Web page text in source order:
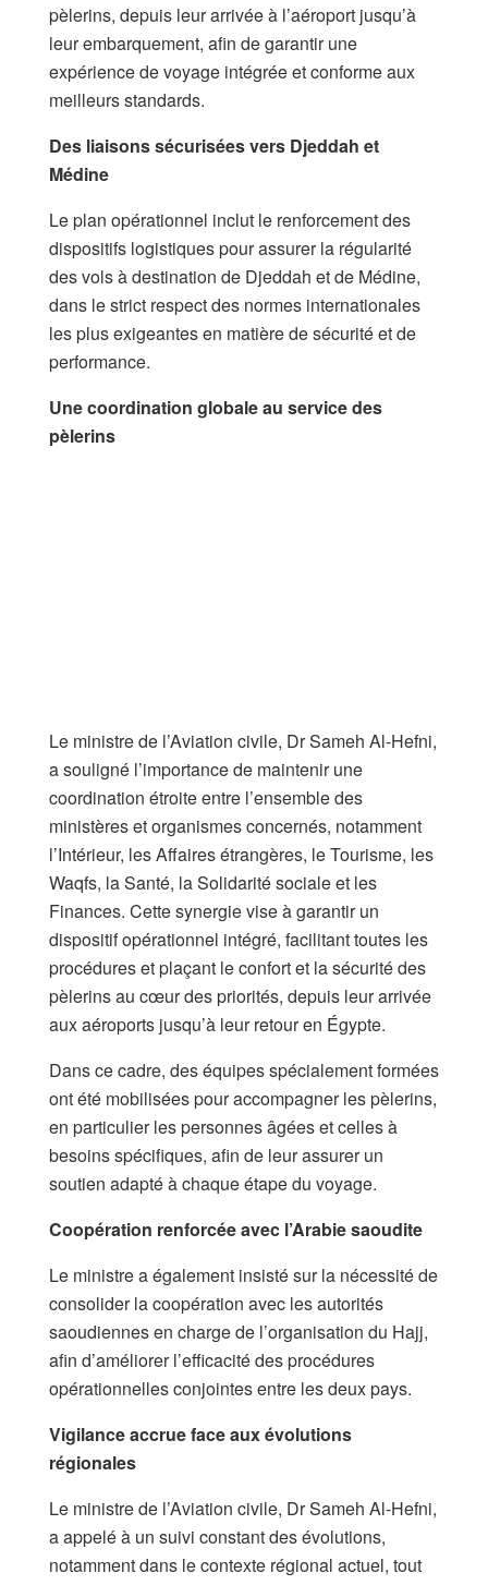
pèlerins, depuis leur arrivée à l’aéroport jusqu’à
leur embarquement, afin de garantir une
expérience de voyage intégrée et conforme aux
meilleurs standards.
Des liaisons sécurisées vers Djeddah et
Médine
Le plan opérationnel inclut le renforcement des
dispositifs logistiques pour assurer la régularité
des vols à destination de Djeddah et de Médine,
dans le strict respect des normes internationales
les plus exigeantes en matière de sécurité et de
performance.
Une coordination globale au service des
pèlerins
Le ministre de l’Aviation civile, Dr Sameh Al-Hefni,
a souligné l’importance de maintenir une
coordination étroite entre l’ensemble des
ministères et organismes concernés, notamment
l’Intérieur, les Affaires étrangères, le Tourisme, les
Waqfs, la Santé, la Solidarité sociale et les
Finances. Cette synergie vise à garantir un
dispositif opérationnel intégré, facilitant toutes les
procédures et plaçant le confort et la sécurité des
pèlerins au cœur des priorités, depuis leur arrivée
aux aéroports jusqu’à leur retour en Égypte.
Dans ce cadre, des équipes spécialement formées
ont été mobilisées pour accompagner les pèlerins,
en particulier les personnes âgées et celles à
besoins spécifiques, afin de leur assurer un
soutien adapté à chaque étape du voyage.
Coopération renforcée avec l’Arabie saoudite
Le ministre a également insisté sur la nécessité de
consolider la coopération avec les autorités
saoudiennes en charge de l’organisation du Hajj,
afin d’améliorer l’efficacité des procédures
opérationnelles conjointes entre les deux pays.
Vigilance accrue face aux évolutions
régionales
Le ministre de l’Aviation civile, Dr Sameh Al-Hefni,
a appelé à un suivi constant des évolutions,
notamment dans le contexte régional actuel, tout